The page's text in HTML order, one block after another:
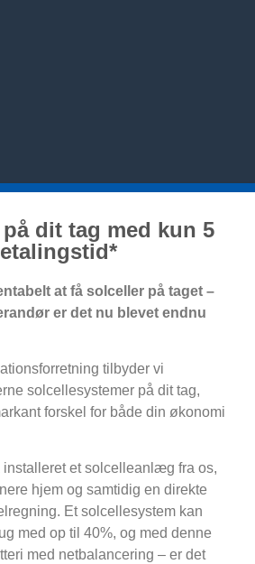
dit tag med kun 5
at få solceller på taget –
er det nu blevet endnu
tilbyder vi
solcellesystemer på dit tag,
forskel for både din økonomi
et solcelleanlæg fra os,
hjem og samtidig en direkte
Et solcellesystem kan
med op til 40%, og med denne
med netbalancering – er det